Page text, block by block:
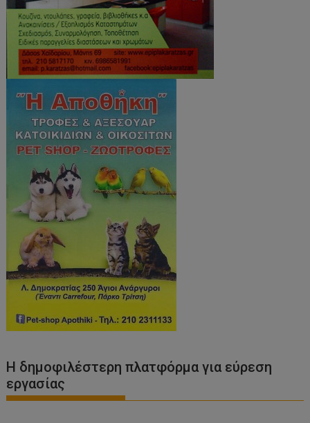
Η δημοφιλέστερη πλατφόρμα για εύρεση
εργασίας